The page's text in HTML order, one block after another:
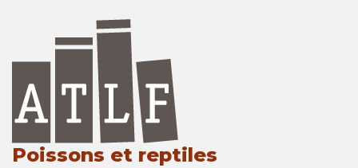
Poissons et reptiles